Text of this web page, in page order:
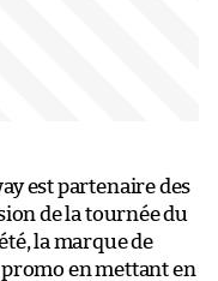
est partenaire des
de la tournée du
la marque de
en mettant en